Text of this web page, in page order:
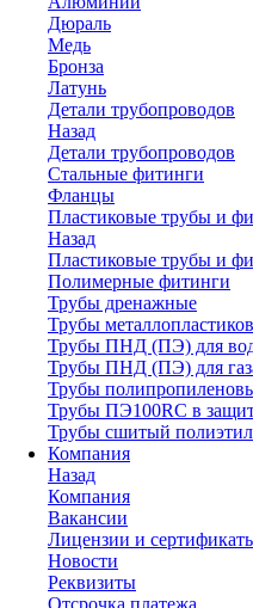
Дюраль
Медь
Бронза
Латунь
Детали трубопроводов
Назад
Детали трубопроводов
Стальные фитинги
Фланцы
Пластиковые трубы и
Назад
Пластиковые трубы и
Полимерные фитинги
Трубы дренажные
Трубы
Трубы ПНД (ПЭ) для
Трубы ПНД (ПЭ) для
Трубы
Трубы ПЭ100RC в
Трубы сшитый
Компания
Назад
Компания
Вакансии
Лицензии и
Новости
Реквизиты
Отсрочка платежа